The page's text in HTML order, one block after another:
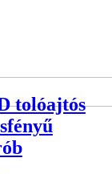
tolóajtós